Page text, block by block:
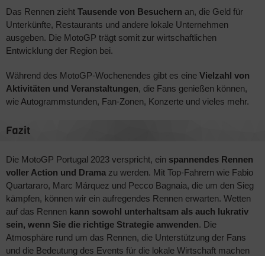
Das Rennen zieht Tausende von Besuchern an, die Geld für
Unterkünfte, Restaurants und andere lokale Unternehmen
ausgeben. Die MotoGP trägt somit zur wirtschaftlichen
Entwicklung der Region bei.
Während des MotoGP-Wochenendes gibt es eine Vielzahl von
Aktivitäten und Veranstaltungen, die Fans genießen können,
wie Autogrammstunden, Fan-Zonen, Konzerte und vieles mehr.
Fazit
Die MotoGP Portugal 2023 verspricht, ein spannendes Rennen
voller Action und Drama zu werden. Mit Top-Fahrern wie Fabio
Quartararo, Marc Márquez und Pecco Bagnaia, die um den Sieg
kämpfen, können wir ein aufregendes Rennen erwarten. Wetten
auf das Rennen kann sowohl unterhaltsam als auch lukrativ
sein, wenn Sie die richtige Strategie anwenden. Die
Atmosphäre rund um das Rennen, die Unterstützung der Fans
und die Bedeutung des Events für die lokale Wirtschaft machen